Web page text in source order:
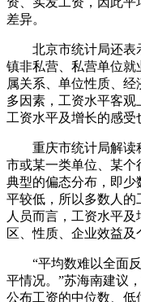
差异。
北京市统计局还表
镇非私营、私营单位
属关系、单位性质、
多因素，工资水平客
工资水平及增长的感受
重庆市统计局解读
市或某一类单位、某个
典型的偏态分布，即少
平较低，所以多数人的
人员而言，工资水平
区、性质、企业效益及
“平均数难以全面反
平情况。”苏海南建议
公布工资的中位数、低